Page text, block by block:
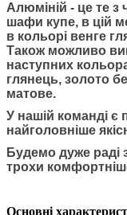
Алюміній - це те з
шафи купе, в цій
в кольорі венге
Також можливо
наступних
глянець, золото
матове.
У нашій команді є
найголовніше
Будемо дуже раді
трохи
Основні